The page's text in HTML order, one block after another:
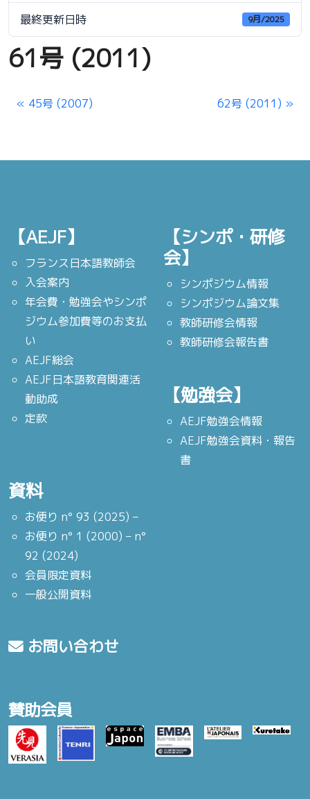
最終更新日時 9月/2025
61号 (2011)
45号 (2007) 62号 (2011)
【AEJF】
フランス日本語教師会
入会案内
年会費・勉強会やシンポ
ジウム参加費等のお支払
い
AEJF総会
AEJF日本語教育関連活
動助成
定款
【シンポ・研修
会】
シンポジウム情報
シンポジウム論文集
教師研修会情報
教師研修会報告書
【勉強会】
AEJF勉強会情報
AEJF勉強会資料・報告
書
資料
お便り n° 93 (2025) –
お便り n° 1 (2000) – n°
92 (2024)
会員限定資料
一般公開資料
お問い合わせ
賛助会員